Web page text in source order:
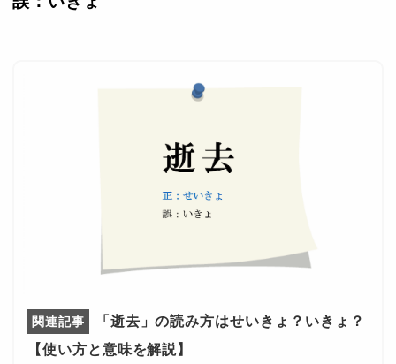
「逝去」の読み方はせいきょ？いきょ？
【使い方と意味を解説】